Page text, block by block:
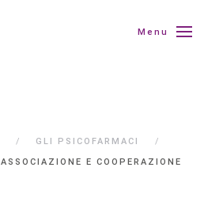
Menu
GLI PSICOFARMACI
ASSOCIAZIONE E COOPERAZIONE